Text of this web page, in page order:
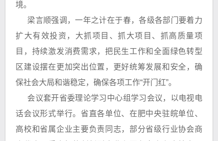
境。
梁言顺强调，一年之计在于春，各级各部门要着力
扩大有效投资，大抓项目、抓大项目、抓高质量项
目，持续激发消费需求，把民生工作和全面绿色转型
区建设摆在更加突出位置，更好统筹发展和安全，确
保社会大局和谐稳定，确保各项工作“开门红”。
会议套开省委理论学习中心组学习会议，以电视电
话会议形式举行。省直各单位、在肥中央驻皖单位、
高校和省属企业主要负责同志，部分省级行业协会商